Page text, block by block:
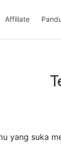
Affiliate
yang suka